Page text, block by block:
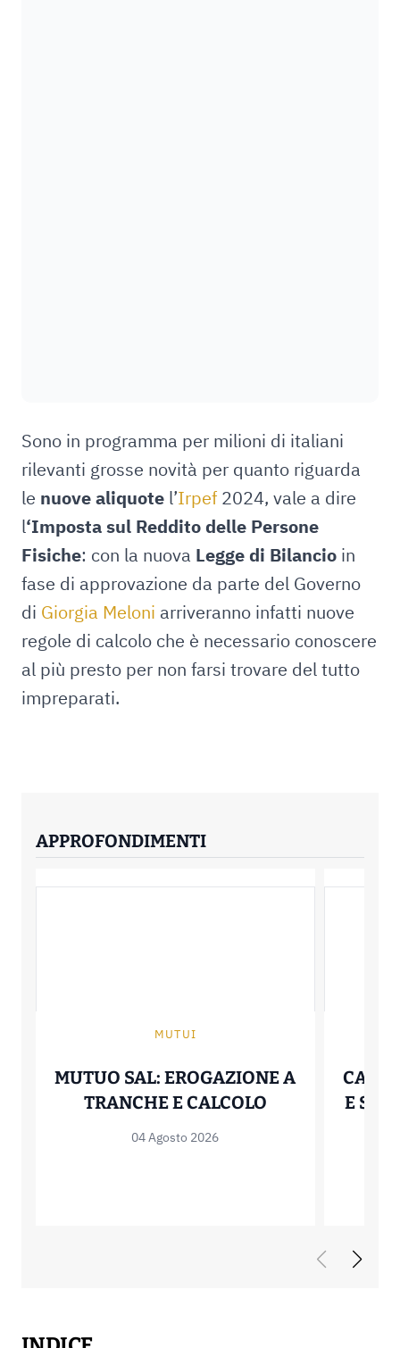
Sono in programma per milioni di italiani
rilevanti grosse novità per quanto riguarda
le nuove aliquote l’Irpef 2024, vale a dire
l‘Imposta sul Reddito delle Persone
Fisiche: con la nuova Legge di Bilancio in
fase di approvazione da parte del Governo
di Giorgia Meloni arriveranno infatti nuove
regole di calcolo che è necessario conoscere
al più presto per non farsi trovare del tutto
impreparati.
APPROFONDIMENTI
MUTUI
MUTUO SAL: EROGAZIONE A
TRANCHE E CALCOLOMUTUO SAL:
04 Agosto 2026
E